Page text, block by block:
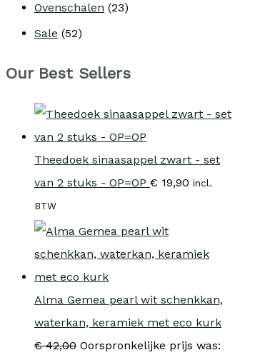
Ovenschalen (23)
Sale (52)
Our Best Sellers
Theedoek sinaasappel zwart - set
van 2 stuks - OP=OP € 19,90 incl.
BTW
Alma Gemea pearl wit schenkkan,
waterkan, keramiek met eco kurk
€42,00 Oorspronkelijke prijs was: